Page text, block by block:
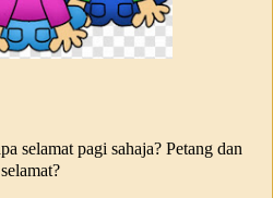
selamat pagi sahaja? Petang dan